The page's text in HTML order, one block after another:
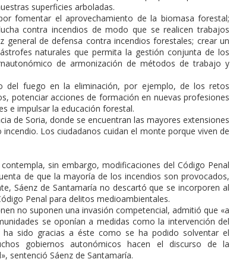
superficies arboladas.
fomentar el aprovechamiento de la biomasa forestal;
contra incendios de modo que se realicen trabajos
de defensa contra incendios forestales; crear un
naturales que permita la gestión conjunta de los
de armonización de métodos de trabajo y
del fuego en la eliminación, por ejemplo, de los retos
potenciar acciones de formación en nuevas profesiones
e impulsar la educación forestal.
de Soria, donde se encuentran las mayores extensiones
Los ciudadanos cuidan el monte porque viven de
sin embargo, modificaciones del Código Penal
de que la mayoría de los incendios son provocados,
Sáenz de Santamaría no descartó que se incorporen al
Penal para delitos medioambientales.
no suponen una invasión competencial, admitió que «a
se oponían a medidas como la intervención del
sido gracias a éste como se ha podido solventar el
gobiernos autonómicos hacen el discurso de la
sentenció Sáenz de Santamaría.